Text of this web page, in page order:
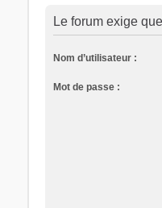
Le forum exige
Nom d’utilisateur :
Mot de passe :